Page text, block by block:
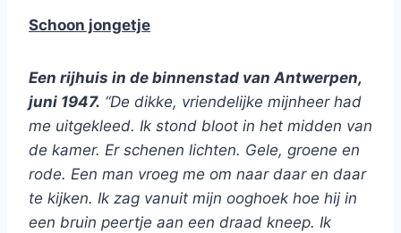
Schoon jongetje
Een rijhuis in de binnenstad van Antwerpen,
juni 1947. “De dikke, vriendelijke mijnheer had
me uitgekleed. Ik stond bloot in het midden van
de kamer. Er schenen lichten. Gele, groene en
rode. Een man vroeg me om naar daar en daar
te kijken. Ik zag vanuit mijn ooghoek hoe hij in
een bruin peertje aan een draad kneep. Ik